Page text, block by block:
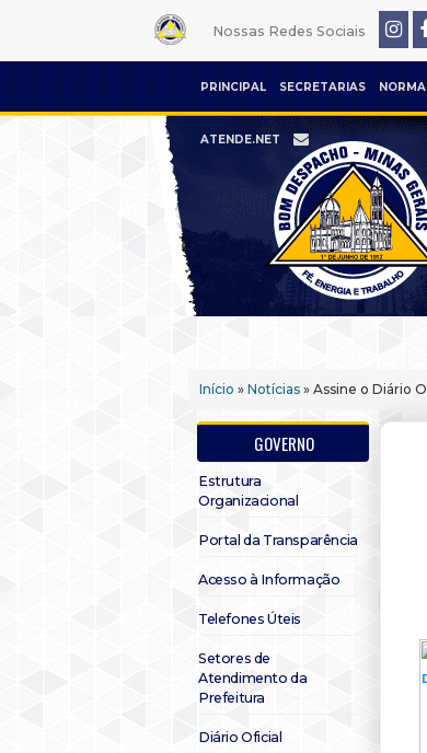
Nossas Redes Sociais
PRINCIPAL SECRETARIAS
ATENDE.NET
Início » Notícias » Assine o Diário
GOVERNO
Estrutura
Organizacional
Portal da Transparência
Acesso à Informação
Telefones Úteis
Setores de
Atendimento da
Prefeitura
Diário Oficial